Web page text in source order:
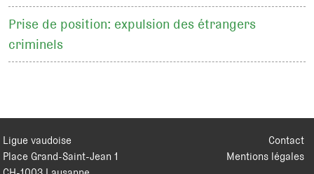
Prise de position: expulsion des étrangers
criminels
Contact
Mentions légales
Ligue vaudoise
Place Grand-Saint-Jean 1